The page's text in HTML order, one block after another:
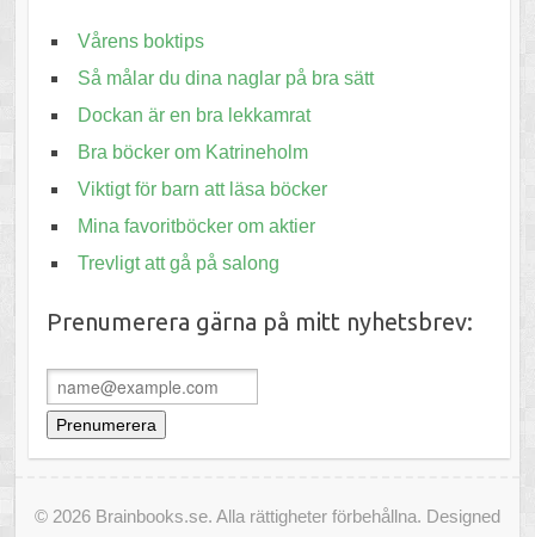
Vårens boktips
Så målar du dina naglar på bra sätt
Dockan är en bra lekkamrat
Bra böcker om Katrineholm
Viktigt för barn att läsa böcker
Mina favoritböcker om aktier
Trevligt att gå på salong
Prenumerera gärna på mitt nyhetsbrev:
© 2026 Brainbooks.se. Alla rättigheter förbehållna. Designed